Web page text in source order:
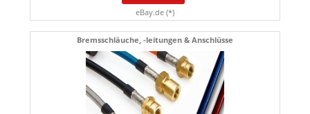
eBay.de (*)
Bremsschläuche, -leitungen & Anschlüsse